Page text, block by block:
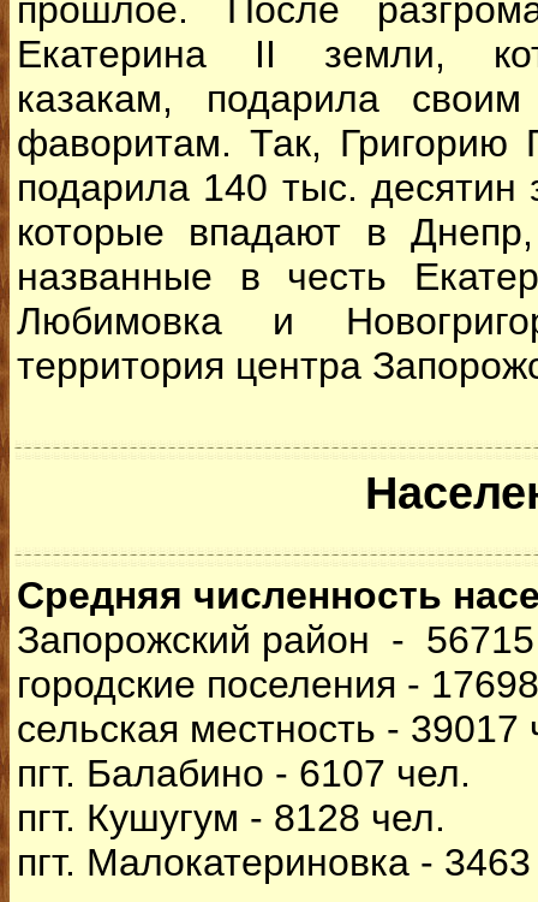
прошлое. После
Екатерина ІІ земли,
казакам, подарила
фаворитам. Так, Григорию
подарила 140 тыс. десятин
которые впадают в
названные в честь
Любимовка и
территория центра
Средняя численность
Запорожский район -
городские поселения -
сельская местность - 39017
пгт. Балабино - 6107 чел.
пгт. Кушугум - 8128 чел.
пгт. Малокатериновка -